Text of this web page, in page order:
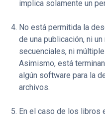
implica solamente un
No está permitida la
de una publicación, ni
secuenciales, ni
Asimismo, está
algún software para la
archivos.
En el caso de los libros